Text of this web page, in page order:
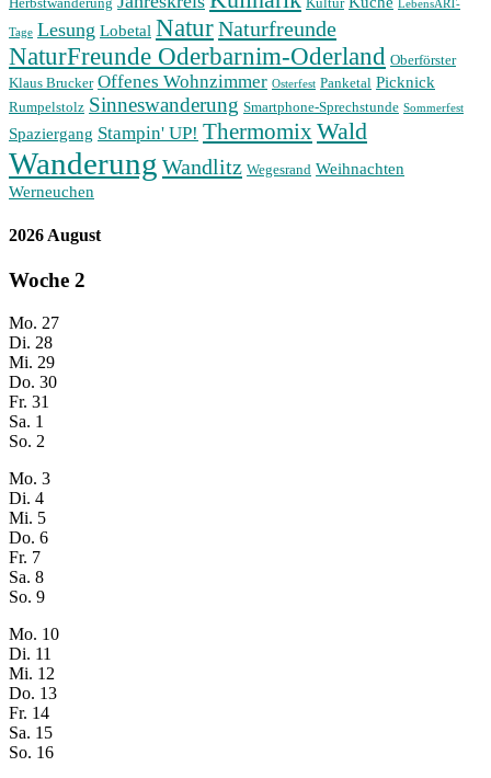
LebensART-
Tage Lesung Lobetal NaturNaturfreunde
NaturFreunde Oderbarnim-Oderland Oberförster
Klaus Brucker Offenes Wohnzimmer Osterfest Panketal Picknick
Rumpelstolz Sinneswanderung Smartphone-Sprechstunde Sommerfest
Spaziergang Stampin' UP! ThermomixWald
Wanderung Wandlitz Wegesrand Weihnachten
Werneuchen
2026 August
Woche 2
Mo. 27
Di. 28
Mi. 29
Do. 30
Fr. 31
Sa. 1
So. 2
Mo. 3
Di. 4
Mi. 5
Do. 6
Fr. 7
Sa. 8
So. 9
Mo. 10
Di. 11
Mi. 12
Do. 13
Fr. 14
Sa. 15
So. 16